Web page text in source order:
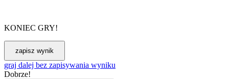
KONIEC GRY!
graj dalej bez zapisywania wyniku
Dobrze!